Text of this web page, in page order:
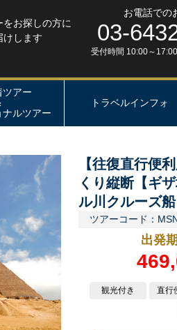
お探しの方に
けします
お電話での
03-
受付時間 10:00～
ツアー
ルツアー
トラベルインフォ
【往復直行便
くり縦断【ギ
ル川クルーズ
ツアーコード：
出発
観光付き 直行